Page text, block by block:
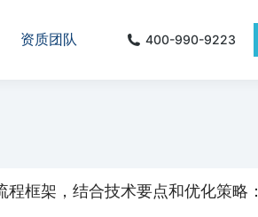
资质团队 400-990-9223
框架，结合技术要点和优化策略：